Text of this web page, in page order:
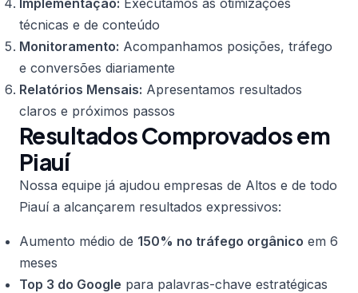
Implementação: Executamos as otimizações
técnicas e de conteúdo
Monitoramento: Acompanhamos posições, tráfego
e conversões diariamente
Relatórios Mensais: Apresentamos resultados
claros e próximos passos
Resultados Comprovados em
Piauí
Nossa equipe já ajudou empresas de Altos e de todo
Piauí a alcançarem resultados expressivos:
Aumento médio de 150% no tráfego orgânico em 6
meses
Top 3 do Google para palavras-chave estratégicas